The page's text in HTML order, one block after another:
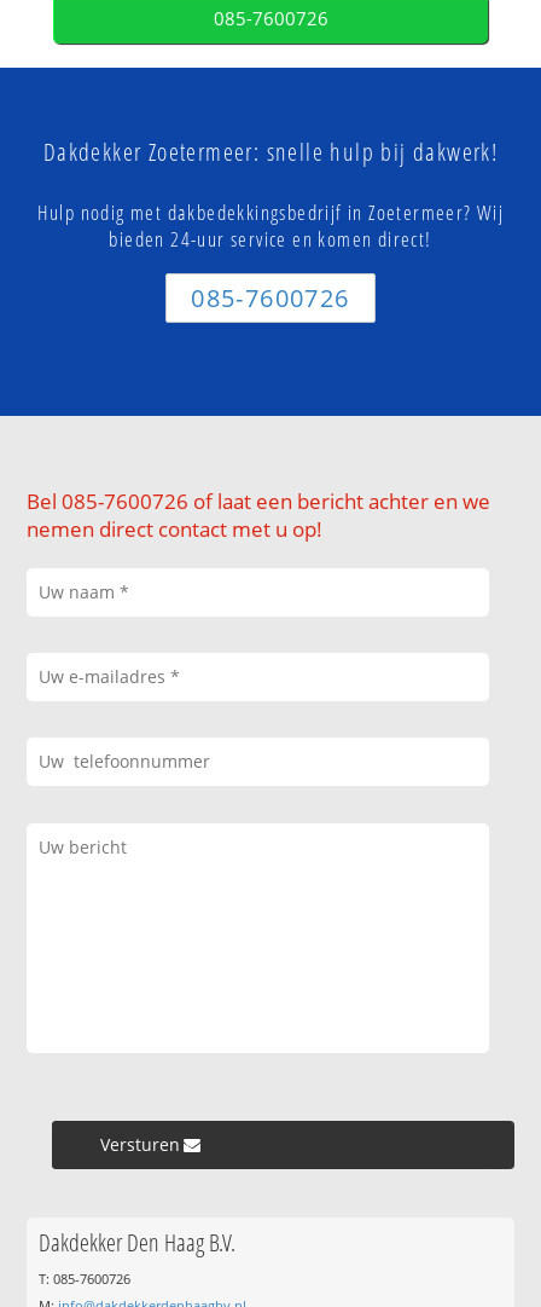
085-7600726
Dakdekker Zoetermeer: snelle hulp bij dakwerk!
Hulp nodig met dakbedekkingsbedrijf in Zoetermeer? Wij
bieden 24-uur service en komen direct!
085-7600726
Bel 085-7600726 of laat een bericht achter en we
nemen direct contact met u op!
Versturen »
Dakdekker Den Haag B.V.
T: 085-7600726